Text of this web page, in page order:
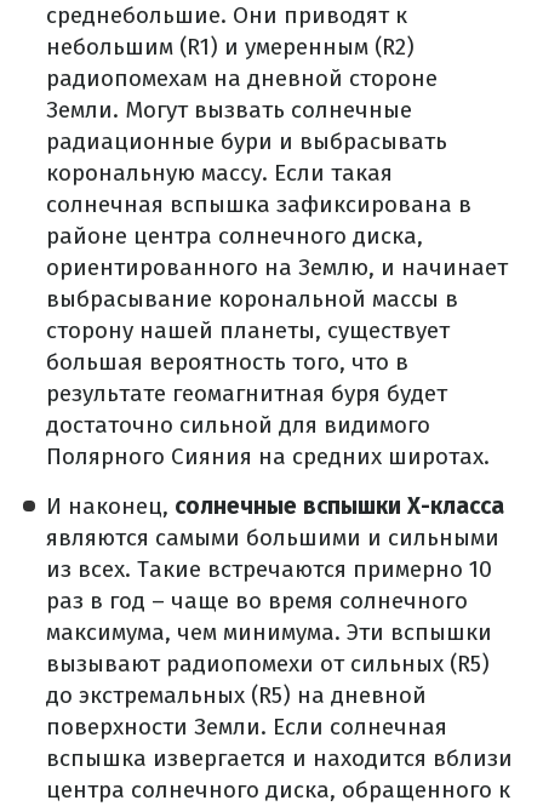
среднебольшие. Они приводят к
небольшим (R1) и умеренным (R2)
радиопомехам на дневной стороне
Земли. Могут вызвать солнечные
радиационные бури и выбрасывать
корональную массу. Если такая
солнечная вспышка зафиксирована в
районе центра солнечного диска,
ориентированного на Землю, и начинает
выбрасывание корональной массы в
сторону нашей планеты, существует
большая вероятность того, что в
результате геомагнитная буря будет
достаточно сильной для видимого
Полярного Сияния на средних широтах.
И наконец, солнечные вспышки X-класса
являются самыми большими и сильными
из всех. Такие встречаются примерно 10
раз в год – чаще во время солнечного
максимума, чем минимума. Эти вспышки
вызывают радиопомехи от сильных (R5)
до экстремальных (R5) на дневной
поверхности Земли. Если солнечная
вспышка извергается и находится вблизи
центра солнечного диска, обращенного к